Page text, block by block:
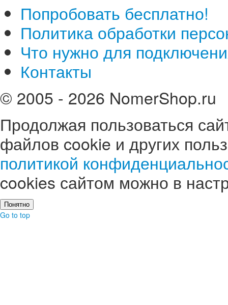
Попробовать бесплатно!
Политика обработки
Что нужно для
Контакты
© 2005 - 2026 NomerShop.ru
Продолжая пользоваться
файлов cookie и других
политикой
cookies сайтом можно в
Понятно
Go to top